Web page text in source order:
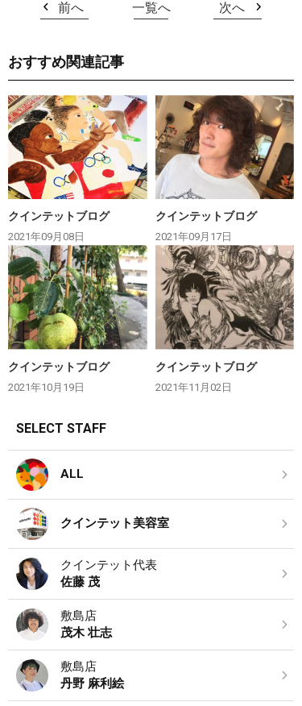
前へ 一覧へ 次へ
おすすめ関連記事
クインテットブログ
2021年09月08日
クインテットブログ
2021年09月17日
クインテットブログ
2021年10月19日
クインテットブログ
2021年11月02日
SELECT STAFF
ALL
クインテット美容室
クインテット代表
佐藤 茂
敷島店
茂木 壮志
敷島店
丹野 麻利絵